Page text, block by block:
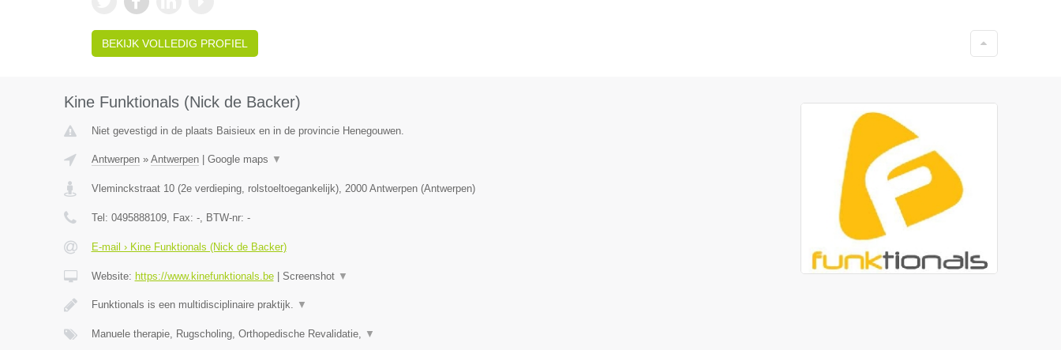
BEKIJK VOLLEDIG PROFIEL
Kine Funktionals (Nick de Backer)
Niet gevestigd in de plaats Baisieux en in de provincie Henegouwen.
Antwerpen» Antwerpen| Google maps ▼
Vleminckstraat 10 (2e verdieping, rolstoeltoegankelijk), 2000 Antwerpen(Antwerpen)
Tel: 0495888109, Fax: -, BTW-nr: -
E-mail › Kine Funktionals (Nick de Backer)
Website: https://www.kinefunktionals.be| Screenshot ▼
Funktionals is een multidisciplinaire praktijk. ▼
Manuele therapie, Rugscholing, Orthopedische Revalidatie, ▼